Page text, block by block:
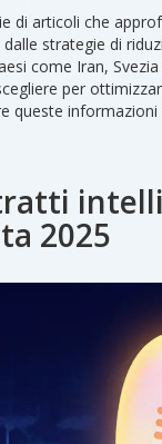
di articoli che
strategie di
come Iran,
per
queste
2025